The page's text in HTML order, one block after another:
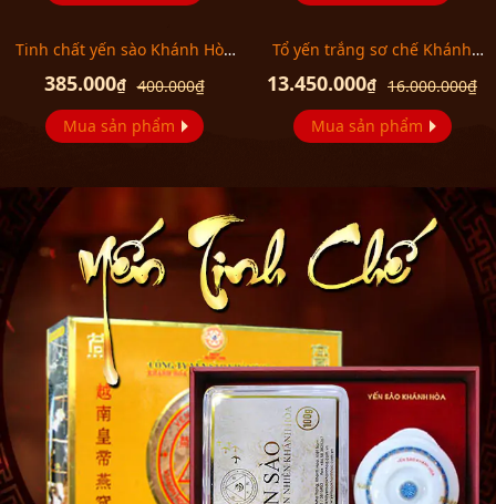
Tinh chất yến sào Khánh Hòa
400.000₫
385.000₫
Mua sản phẩm
Tổ yến trắng sơ chế Khánh
16.000.000₫
13.450.000₫
Mua sản phẩm